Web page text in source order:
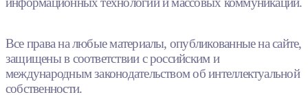
Все права на любые материалы, опубликованные на сайте,
защищены в соответствии с российским и
международным законодательством об интеллектуальной
собственности.